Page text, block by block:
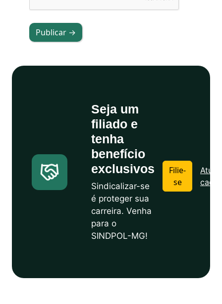
Publicar →
Seja um
filiado e
tenha
benefício
exclusivos
Sindicalizar-se
é proteger sua
carreira. Venha
para o
SINDPOL-MG!
Filie-
se